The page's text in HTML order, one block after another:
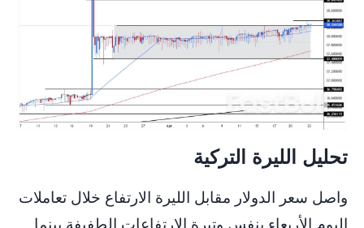
تحليل الليرة التركية
واصل سعر الدولار مقابل الليرة الارتفاع خلال تعاملات
اليوم الأربعاء بنفس وتيرة الارتفاعات الطفيفة بينما